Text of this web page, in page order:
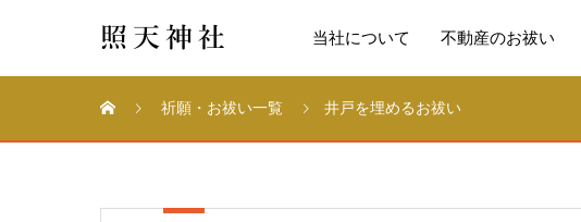
当社について 不動産のお祓い
祈願・お祓い一覧 井戸を埋めるお祓い